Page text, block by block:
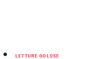
LETTURE GOLOSE